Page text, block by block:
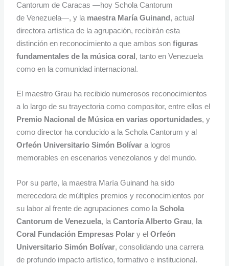
Cantorum de Caracas —hoy Schola Cantorum
de Venezuela—, y la maestra María Guinand , actual
directora artística de la agrupación, recibirán esta
distinción en reconocimiento a que ambos sonfiguras
fundamentales de la música coral , tanto en Venezuela
como en la comunidad internacional.
El maestro Grau ha recibido numerosos reconocimientos
a lo largo de su trayectoria como compositor, entre ellos el
Premio Nacional de Música en varias oportunidades, y
como director ha conducido a la Schola Cantorum y al
Orfeón Universitario Simón Bolívar a logros
memorables en escenarios venezolanos y del mundo.
Por su parte, la maestra María Guinand ha sido
merecedora de múltiples premios y reconocimientos por
su labor al frente de agrupaciones como laSchola
Cantorum de Venezuela, laCantoría Alberto Grau, la
Coral Fundación Empresas Polar y elOrfeón
Universitario Simón Bolívar, consolidando una carrera
de profundo impacto artístico, formativo e institucional.